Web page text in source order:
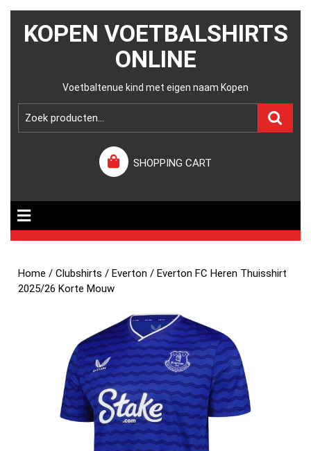
KOPEN VOETBALSHIRTS
ONLINE
Voetbaltenue kind met eigen naam Kopen
SHOPPING CART
Home /Clubshirts /Everton / Everton FC Heren Thuisshirt
2025/26 Korte Mouw